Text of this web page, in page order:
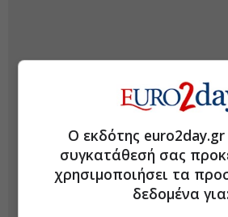
Ο εκδότης euro2day.gr
συγκατάθεσή σας
χρησιμοποιήσει τα
δεδομένα για: